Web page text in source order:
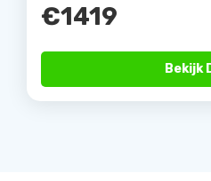
€1419
Bekijk